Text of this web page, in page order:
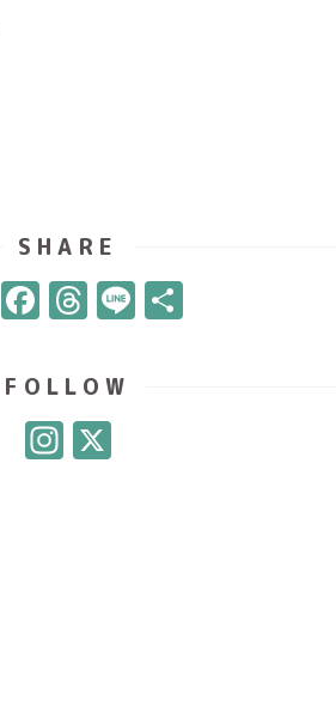
SHARE
X Facebook
Threads
Line
FOLLOW
Instagram